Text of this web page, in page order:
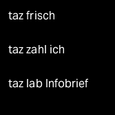
taz frisch
taz zahl ich
taz lab Infobrief